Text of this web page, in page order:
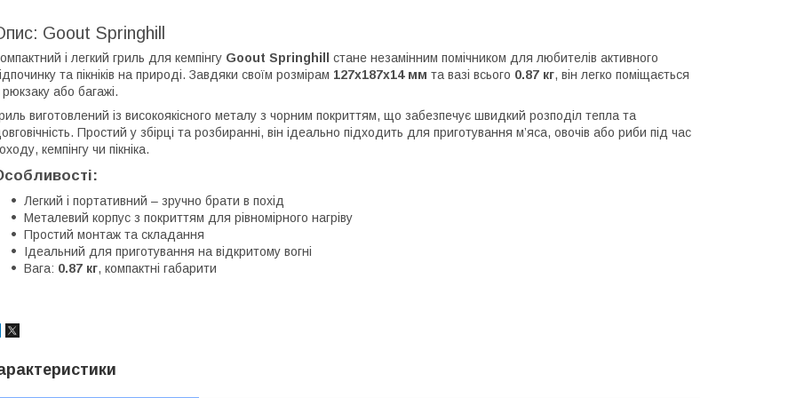
Goout Springhill
і легкий гриль для кемпінгу Goout Springhill стане незамінним помічником для любителів активного
та пікніків на природі. Завдяки своїм розмірам 127х187х14 мм та вазі всього 0.87 кг, він легко поміщається
рюкзаку або багажі.
виготовлений із високоякісного металу з чорним покриттям, що забезпечує швидкий розподіл тепла та
Простий у збірці та розбиранні, він ідеально підходить для приготування м’яса, овочів або риби під час
кемпінгу чи пікніка.
Легкий і портативний – зручно брати в похід
Металевий корпус з покриттям для рівномірного нагріву
Простий монтаж та складання
Ідеальний для приготування на відкритому вогні
Вага: 0.87 кг, компактні габарити